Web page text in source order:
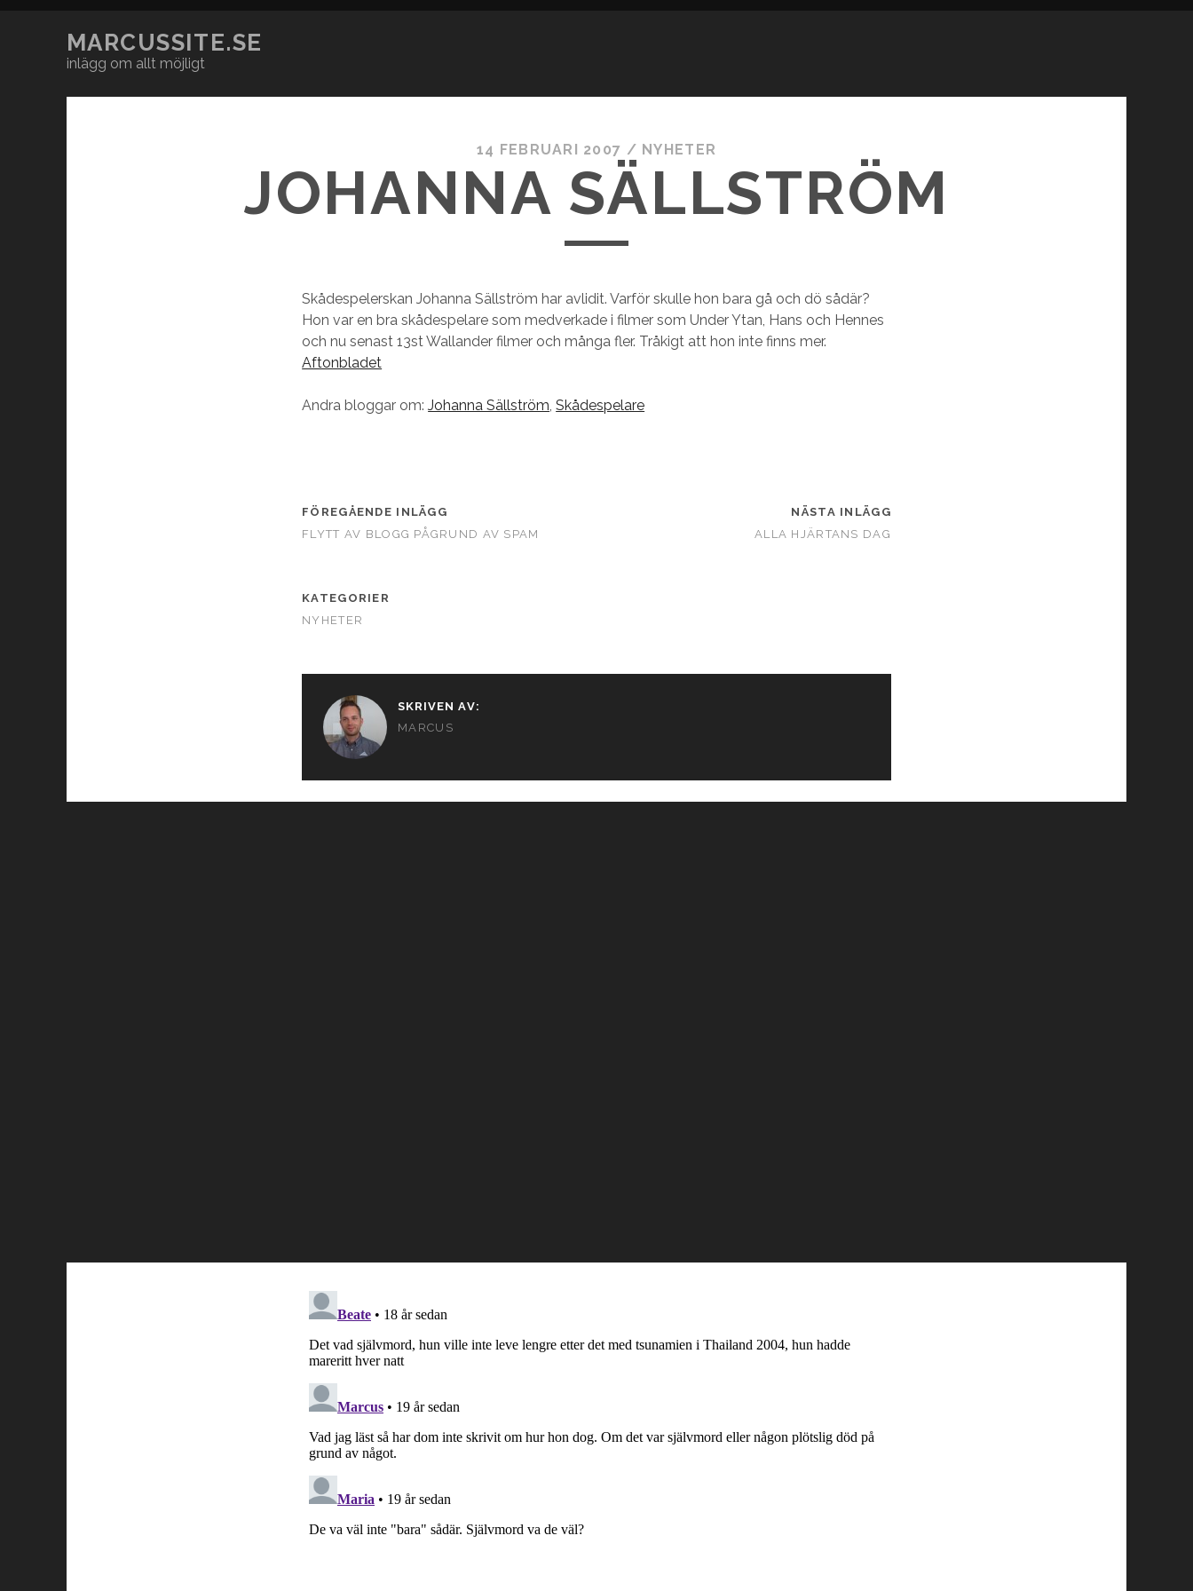
MARCUSSITE.SE
inlägg om allt möjligt
14 FEBRUARI 2007 / NYHETER
JOHANNA SÄLLSTRÖM
Skådespelerskan Johanna Sällström har avlidit. Varför skulle hon bara gå och dö sådär?
Hon var en bra skådespelare som medverkade i filmer som Under Ytan, Hans och Hennes
och nu senast 13st Wallander filmer och många fler. Tråkigt att hon inte finns mer.
Aftonbladet
Andra bloggar om:Johanna Sällström,Skådespelare
FÖREGÅENDE INLÄGG
FLYTT AV BLOGG PÅGRUND AV SPAM
NÄSTA INLÄGG
ALLA HJÄRTANS DAG
KATEGORIER
NYHETER
SKRIVEN AV:
MARCUS